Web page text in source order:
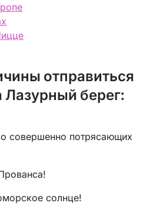
отправиться
Лазурный берег:
совершенно потрясающих
солнце!